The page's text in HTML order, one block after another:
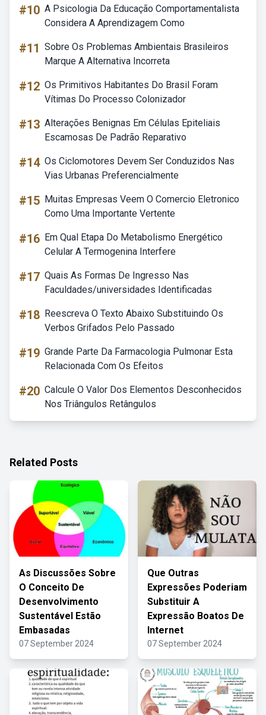
#10 A Psicologia Da Educação Comportamentalista
Considera A Aprendizagem Como
#11 Sobre Os Problemas Ambientais Brasileiros
Marque A Alternativa Incorreta
#12 Os Primitivos Habitantes Do Brasil Foram
Vítimas Do Processo Colonizador
#13 Alterações Benignas Em Células Epiteliais
Escamosas De Padrão Reparativo
#14 Os Ciclomotores Devem Ser Conduzidos Nas
Vias Urbanas Preferencialmente
#15 Muitas Empresas Veem O Comercio Eletronico
Como Uma Importante Vertente
#16 Em Qual Etapa Do Metabolismo Energético
Celular A Termogenina Interfere
#17 Quais As Formas De Ingresso Nas
Faculdades/universidades Identificadas
#18 Reescreva O Texto Abaixo Substituindo Os
Verbos Grifados Pelo Passado
#19 Grande Parte Da Farmacologia Pulmonar Esta
Relacionada Com Os Efeitos
#20 Calcule O Valor Dos Elementos Desconhecidos
Nos Triângulos Retângulos
Related Posts
As Discussões Sobre
O Conceito De
Desenvolvimento
Sustentável Estão
Embasadas
07 September 2024
Que Outras
Expressões Poderiam
Substituir A
Expressão Boatos De
Internet
07 September 2024